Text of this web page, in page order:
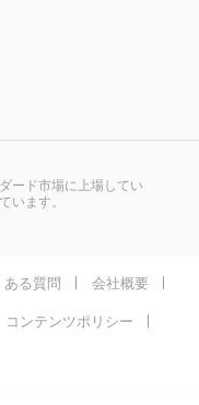
ード市場に上場してい
います。
ある質問 会社概要
コンテンツポリシー